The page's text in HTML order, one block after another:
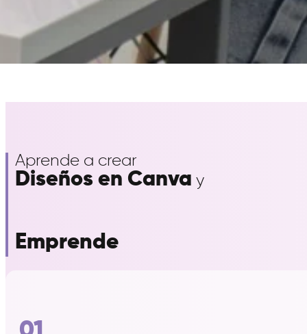
Aprende a crear
Diseños en Canva y
Emprende
Emprende
Encuentra trabajo